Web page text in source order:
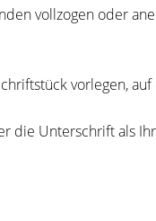
vollzogen oder
vorlegen,
die Unterschrift als